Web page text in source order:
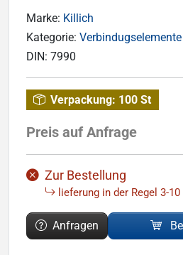
Marke: Killich
Kategorie:
DIN: 7990
Verpackung: 100 St
Preis auf Anfrage
Zur Bestellung
lieferung in der Regel 3-10
Anfragen